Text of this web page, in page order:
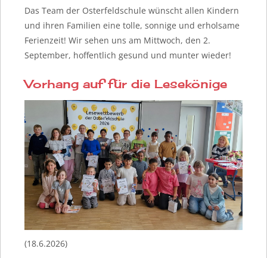
Das Team der Osterfeldschule wünscht allen Kindern
und ihren Familien eine tolle, sonnige und erholsame
Ferienzeit! Wir sehen uns am Mittwoch, den 2.
September, hoffentlich gesund und munter wieder!
Vorhang auf für die Lesekönige
(18.6.2026)